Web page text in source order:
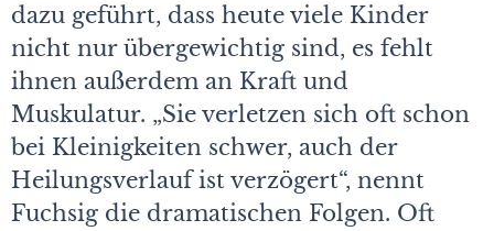
dazu geführt, dass heute viele Kinder
nicht nur übergewichtig sind, es fehlt
ihnen außerdem an Kraft und
Muskulatur. „Sie verletzen sich oft schon
bei Kleinigkeiten schwer, auch der
Heilungsverlauf ist verzögert“, nennt
Fuchsig die dramatischen Folgen. Oft